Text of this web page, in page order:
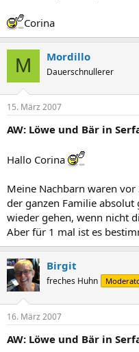
Corina
M Mordillo
Dauerschnullerer
15. März 2007
AW: Löwe und Bär in
Hallo Corina
Meine Nachbarn waren
der ganzen Familie
wieder gehen, wenn nicht
Aber für 1 mal ist es
Birgit
freches Huhn
16. März 2007
AW: Löwe und Bär in